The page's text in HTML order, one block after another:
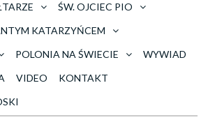
ŚW. OJCIEC PIO
KATARZYŃCEM
POLONIA NA ŚWIECIE
WYWIAD
VIDEO
KONTAKT